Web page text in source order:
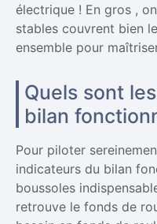
électrique ! En gros ,
stables couvrent bien
ensemble pour
Quels sont
bilan
Pour piloter
indicateurs du bilan
boussoles
retrouve le fonds de